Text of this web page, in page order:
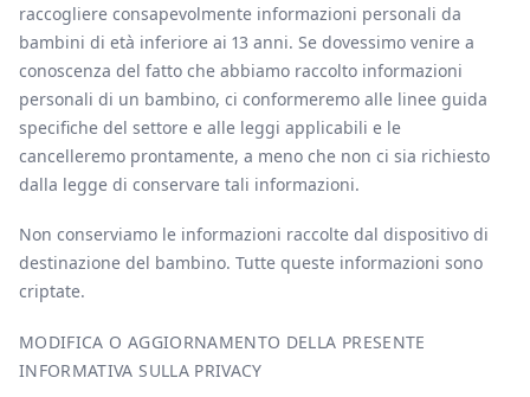
raccogliere consapevolmente informazioni personali da
bambini di età inferiore ai 13 anni. Se dovessimo venire a
conoscenza del fatto che abbiamo raccolto informazioni
personali di un bambino, ci conformeremo alle linee guida
specifiche del settore e alle leggi applicabili e le
cancelleremo prontamente, a meno che non ci sia richiesto
dalla legge di conservare tali informazioni.
Non conserviamo le informazioni raccolte dal dispositivo di
destinazione del bambino. Tutte queste informazioni sono
criptate.
MODIFICA O AGGIORNAMENTO DELLA PRESENTE
INFORMATIVA SULLA PRIVACY